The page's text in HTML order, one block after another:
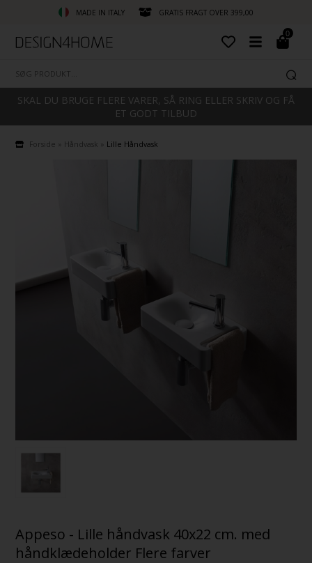
MADE IN ITALY GRATIS FRAGT OVER 399,00
0
SKAL DU BRUGE FLERE VARER, SÅ RING ELLER SKRIV OG FÅ
ET GODT TILBUD
Forside Håndvask Lille Håndvask
Appeso - Lille håndvask 40x22 cm. med
håndklædeholder Flere farver